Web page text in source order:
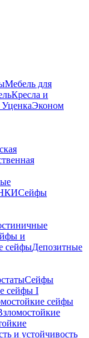
Мебель для
Кресла и
УценкаЭконом
Сейфы
и
сейфыДепозитные
Сейфы
сейфы I
сейфы
и устойчивость